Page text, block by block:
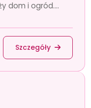
dom i ogród....
Szczegóły